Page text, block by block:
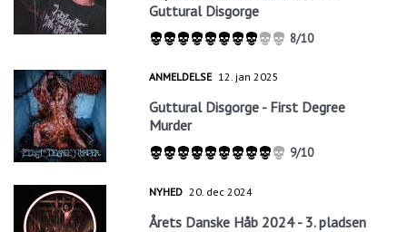
Guttural Disgorge
8/10
ANMELDELSE 12. jan 2025
Guttural Disgorge - First Degree
Murder
9/10
NYHED 20. dec 2024
Årets Danske Håb 2024 - 3. pladsen